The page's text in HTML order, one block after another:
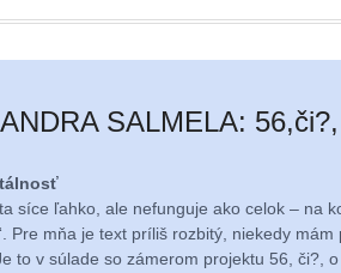
SALMELA:
síce ľahko, ale nefunguje ako celok – na
Pre mňa je text príliš rozbitý, niekedy
to v súlade so zámerom projektu 56, či?,